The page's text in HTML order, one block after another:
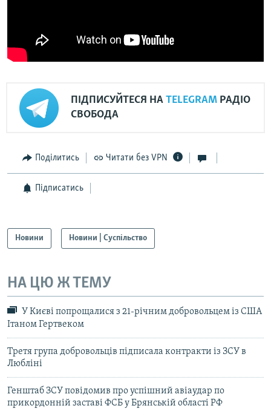
ПІДПИСУЙТЕСЯ НА TELEGRAM РАДІО
СВОБОДА
Поділитись Читати без VPN
Підписатись
Новини Новини | Суспільство
НА ЦЮ Ж ТЕМУ
У Києві попрощалися з 21-річним добровольцем із США
Ітаном Гертвеком
Третя група добровольців підписала контракти із ЗСУ в
Любліні
Генштаб ЗСУ повідомив про успішний авіаудар по
прикордонній заставі ФСБ у Брянській області РФ